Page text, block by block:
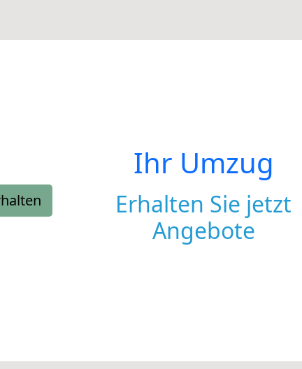
Ihr Umzug
Erhalten Sie jetzt
Angebote